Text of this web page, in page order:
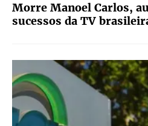
Morre Manoel Carlos,
sucessos da TV